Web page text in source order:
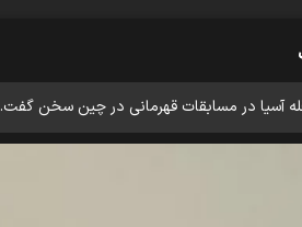
آسیا در مسابقات قهرمانی در چین سخن گفت.